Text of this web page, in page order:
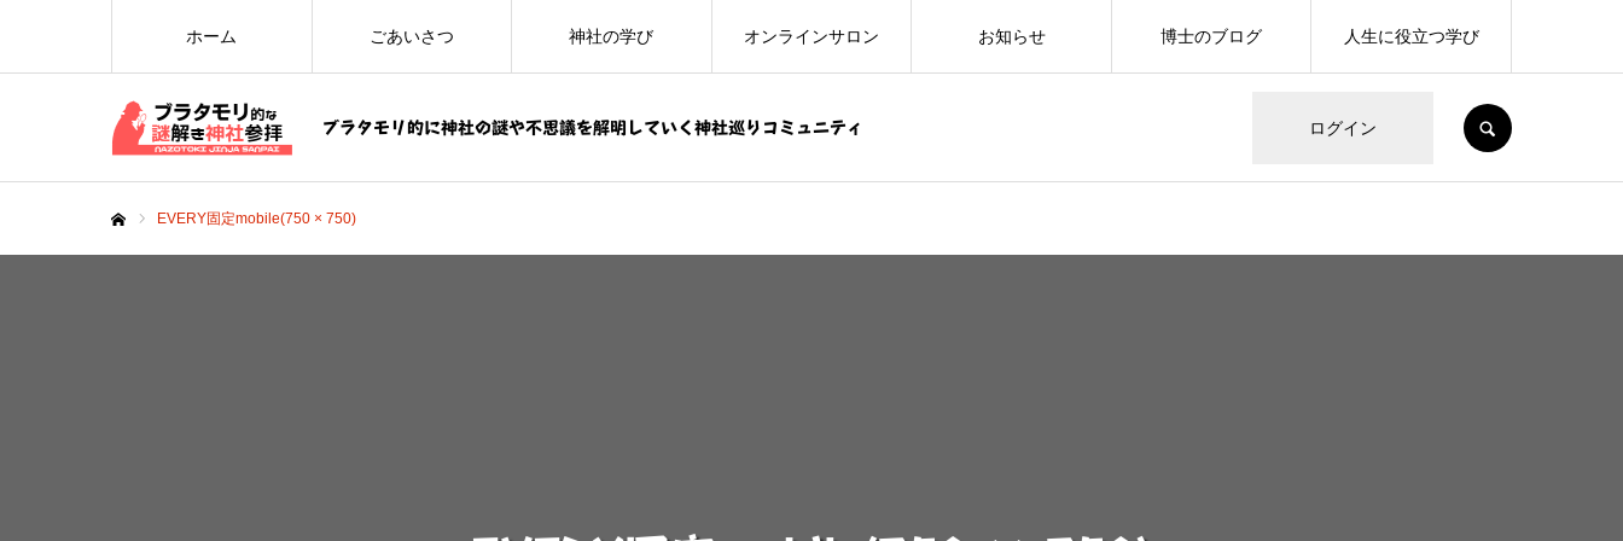
ブラタモリ的に神社の謎や不思議を解明していく神社巡りコミュニティ ログイン
ホーム ごあいさつ 神社の学び オンラインサロン お知らせ 博士のブログ 人生に役立つ学び
EVERY固定mobile(750 × 750)